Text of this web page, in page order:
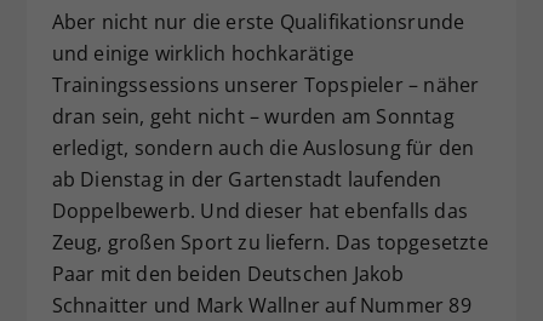
Aber nicht nur die erste Qualifikationsrunde
und einige wirklich hochkarätige
Trainingssessions unserer Topspieler – näher
dran sein, geht nicht – wurden am Sonntag
erledigt, sondern auch die Auslosung für den
ab Dienstag in der Gartenstadt laufenden
Doppelbewerb. Und dieser hat ebenfalls das
Zeug, großen Sport zu liefern. Das topgesetzte
Paar mit den beiden Deutschen Jakob
Schnaitter und Mark Wallner auf Nummer 89